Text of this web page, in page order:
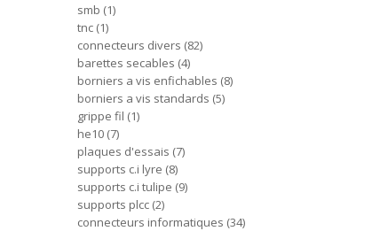
smb 1
tnc 1
connecteurs divers 82
barettes secables 4
borniers a vis enfichables 8
borniers a vis standards 5
grippe fil 1
he10 7
plaques d'essais 7
supports c.i lyre 8
supports c.i tulipe 9
supports plcc 2
connecteurs informatiques 34